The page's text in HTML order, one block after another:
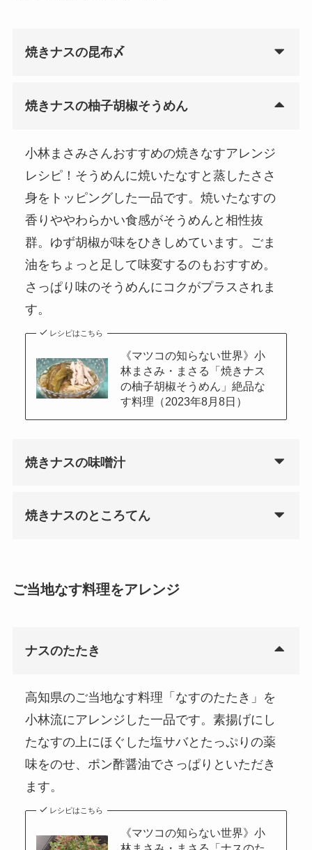
焼きナスの昆布〆
焼きナスの柚子胡椒そうめん
小林まさみさんおすすめの焼きなすアレンジ
レシピ！そうめんに焼いたなすと蒸したささ
身をトッピングした一品です。焼いたなすの
香りややわらかい食感がそうめんと相性抜
群。ゆず胡椒が味をひきしめています。ごま
油をちょっと足して味変するのもおすすめ。
さっぱり味のそうめんにコクがプラスされま
す。
レシピはこちら
《マツコの知らない世界》小
林まさみ・まさる「焼きナス
の柚子胡椒そうめん」絶品な
す料理（2023年8月8日）
焼きナスの味噌汁
焼きナスのところてん
ご当地なす料理をアレンジ
ナスのたたき
高知県のご当地なす料理「なすのたたき」を
小林流にアレンジした一品です。素揚げにし
たなすの上にほぐした塩サバとたっぷりの薬
味をのせ、ポン酢醤油でさっぱりといただき
ます。
レシピはこちら
《マツコの知らない世界》小